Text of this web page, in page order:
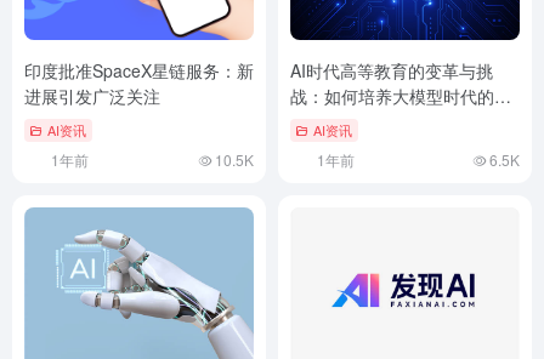
印度批准SpaceX星链服务：新
进展引发广泛关注
AI资讯
1年前 10.5K
AI时代高等教育的变革与挑
战：如何培养大模型时代的原
住民AI资讯
1年前 6.5K